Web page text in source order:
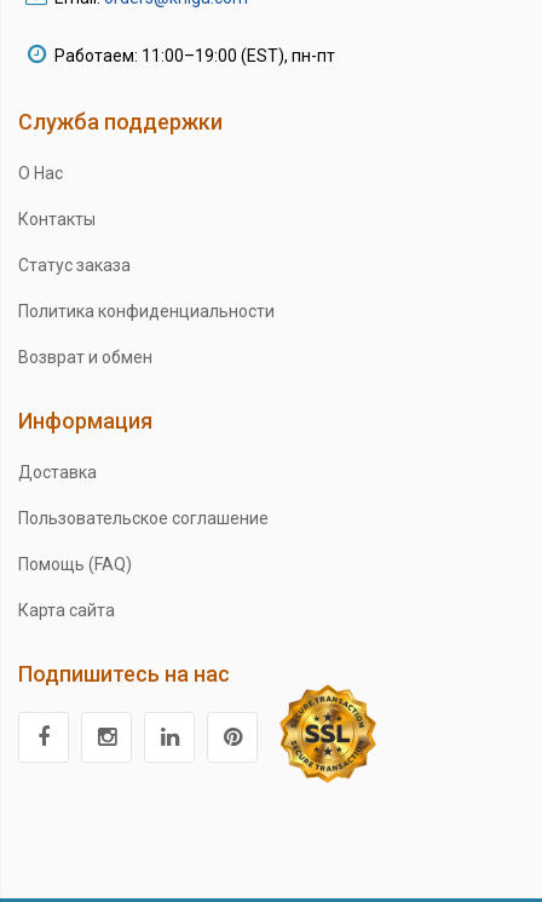
Работаем: 11:00–19:00 (EST), пн-пт
Служба поддержки
О Нас
Контакты
Статус заказа
Политика конфиденциальности
Возврат и обмен
Информация
Доставка
Пользовательское соглашение
Помощь (FAQ)
Карта сайта
Подпишитесь на нас